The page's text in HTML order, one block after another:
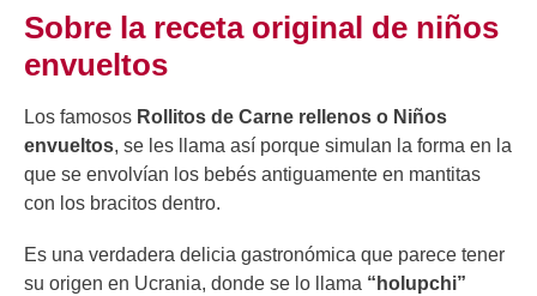
Sobre la receta original de niños
envueltos
Los famosos Rollitos de Carne rellenos o Niños
envueltos, se les llama así porque simulan la forma en la
que se envolvían los bebés antiguamente en mantitas
con los bracitos dentro.
Es una verdadera delicia gastronómica que parece tener
su origen en Ucrania, donde se lo llama “holupchi”